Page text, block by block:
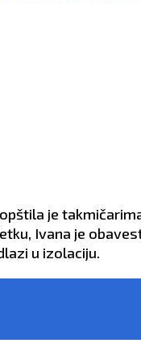
je
Ivana je
u izolaciju.